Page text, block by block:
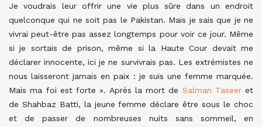
Je voudrais leur offrir une vie plus sûre dans un endroit
quelconque qui ne soit pas le Pakistan. Mais je sais que je ne
vivrai peut-être pas assez longtemps pour voir ce jour. Même
si je sortais de prison, même si la Haute Cour devait me
déclarer innocente, ici je ne survivrais pas. Les extrémistes ne
nous laisseront jamais en paix : je suis une femme marquée.
Mais ma foi est forte ». Après la mort de Salman Taseeret
de Shahbaz Batti, la jeune femme déclare être sous le choc
et de passer de nombreuses nuits sans sommeil, en